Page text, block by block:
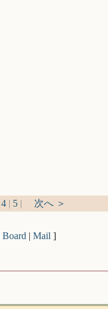
4 | 5 | 次へ ＞
Board | Mail ]